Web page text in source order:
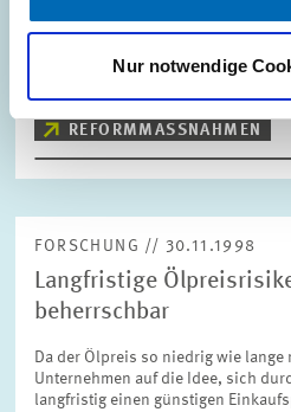
Nur notwendige
Lehrstuhl Prof. Jacobs
PRESSE UND REDAKTION
REFORMMASSNAHMEN
FORSCHUNG // 30.11.1998
Langfristige
beherrschbar
Da der Ölpreis so niedrig wie
Unternehmen auf die Idee, sich
langfristig einen günstigen